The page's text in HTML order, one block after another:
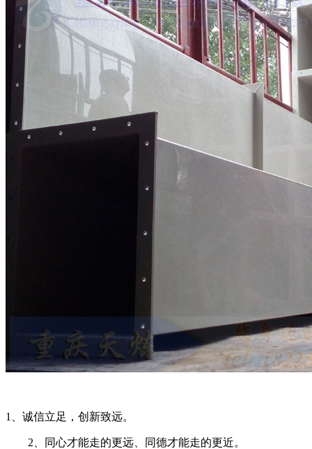
1、诚信立足，创新致远。
2、同心才能走的更远、同德才能走的更近。